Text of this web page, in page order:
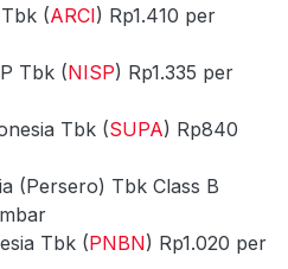
(ARCI) Rp1.410 per
Tbk (NISP) Rp1.335 per
Tbk (SUPA) Rp840
(Persero) Tbk Class B
Tbk (PNBN) Rp1.020 per